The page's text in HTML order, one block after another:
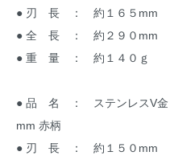
● 刃 長 ： 約１６５mm
● 全 長 ： 約２９０mm
● 重 量 ： 約１４０ｇ
● 品 名 ： ステンレスV金
mm 赤柄
● 刃 長 ： 約１５０mm